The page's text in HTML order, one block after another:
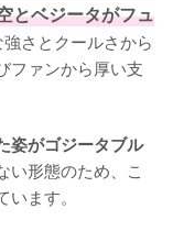
とベジータがフュ
さとクールさから
ファンから厚い支
姿がゴジータブル
い形態のため、こ
ます。